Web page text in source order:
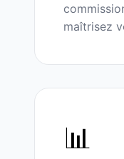
maîtrisez
📊